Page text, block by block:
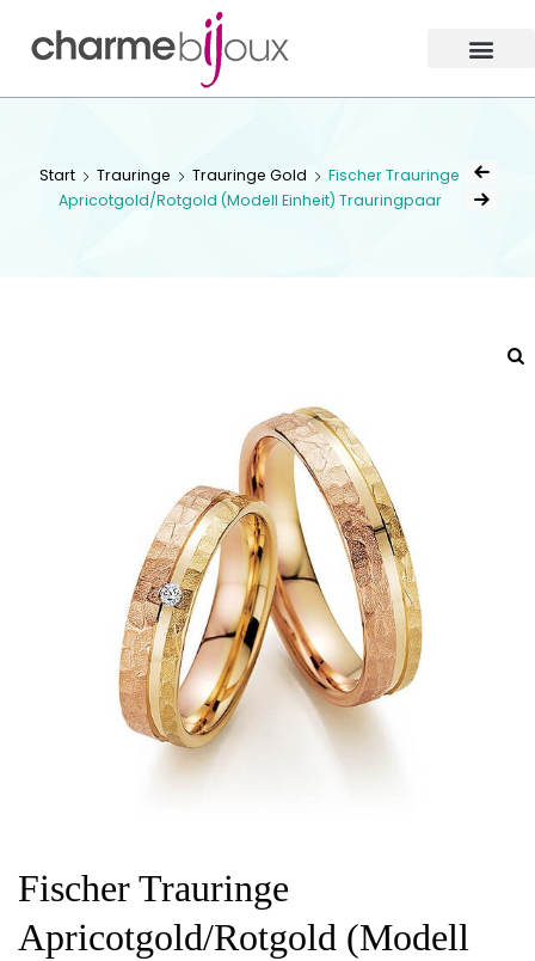
Bijoux
ZOFINGEN
Start Trauringe Trauringe Gold
Fischer Trauringe
Apricotgold/Rotgold (Modell Einheit) Trauringpaar
Fischer Trauringe
Apricotgold/Rotgold (Modell